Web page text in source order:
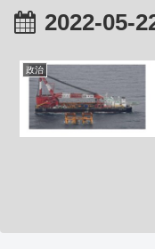
2022-05-
政治